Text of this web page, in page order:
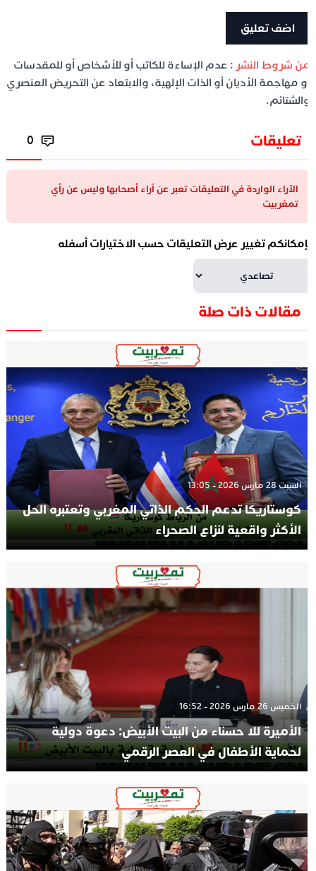
شروط النشر: عدم الإساءة للكاتب أو للأشخاص أو للمقدسات
مهاجمة الأديان أو الذات الإلهية، والابتعاد عن التحريض العنصري
تعليقات 0
الآراء الواردة في التعليقات تعبر عن آراء أصحابها وليس عن رأي
تمغربيت
تغيير عرض التعليقات حسب الاختيارات أسفله
مقالات ذات صلة
السبت 28 مارس 2026 - 13:05
كوستاريكا تدعم الحكم الذاتي المغربي وتعتبره الحل
الأكثر واقعية لنزاع الصحراء
الخميس 26 مارس 2026 - 16:52
الأميرة للا حسناء من البيت الأبيض: دعوة دولية
لحماية الأطفال في العصر الرقمي